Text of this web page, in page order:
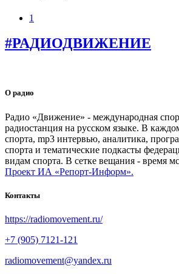
1
#РАДИОДВИЖЕНИЕ
О радио
Радио «Движение» - международная
радиостанция на русском языке. В
спорта, mp3 интервью, аналитика,
спорта и тематические подкасты
видам спорта. В сетке вещания - время
Проект ИА «Репорт-Информ».
Контакты
https://radiomovement.ru/
+7 (905) 7121-121
radiomovement@yandex.ru